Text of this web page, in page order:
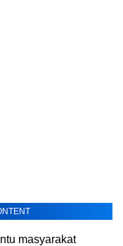
masyarakat